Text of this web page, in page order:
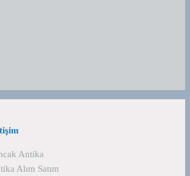
Antika
Alım Satım